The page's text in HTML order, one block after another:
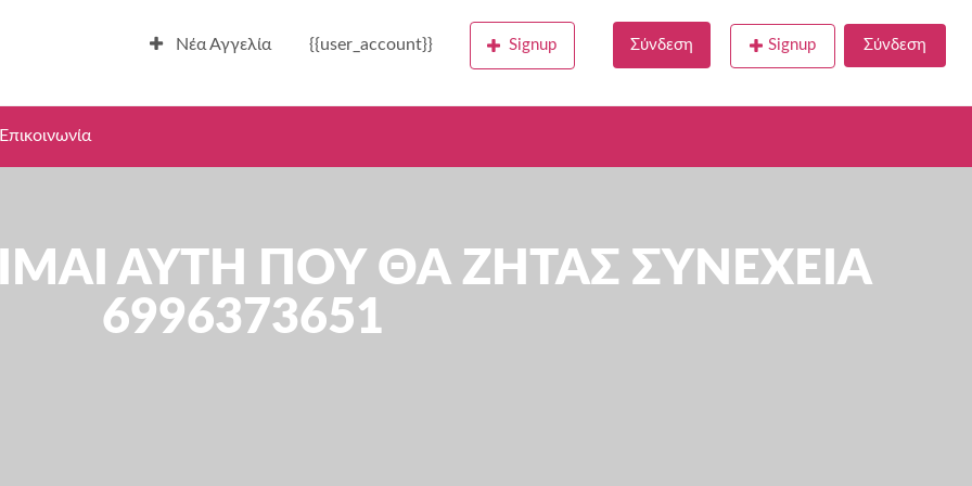
Νέα Αγγελία {{user_account}} Signup Σύνδεση Signup Σύνδεση
Επικοινωνία
ΑΥΤΗ ΠΟΥ ΘΑ ΖΗΤΑΣ ΣΥΝΕΧΕΙΑ
6996373651